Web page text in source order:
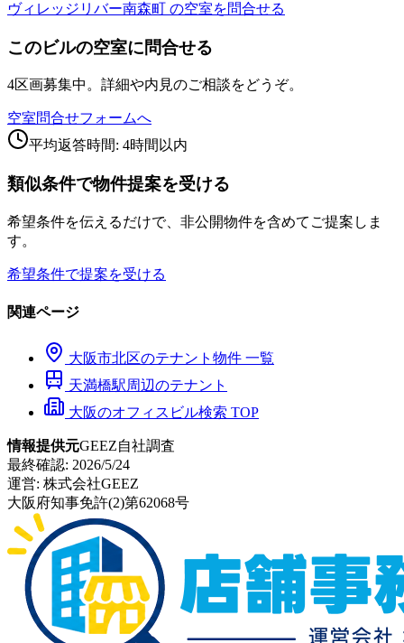
ヴィレッジリバー南森町 の空室を問合せる
このビルの空室に問合せる
4区画募集中。詳細や内見のご相談をどうぞ。
空室問合せフォームへ
平均返答時間: 4時間以内
類似条件で物件提案を受ける
希望条件を伝えるだけで、非公開物件を含めてご提案しま
す。
希望条件で提案を受ける
関連ページ
大阪市北区のテナント物件 一覧
天満橋駅周辺のテナント
大阪のオフィスビル検索 TOP
情報提供元GEEZ自社調査
最終確認: 2026/5/24
運営: 株式会社GEEZ
大阪府知事免許(2)第62068号